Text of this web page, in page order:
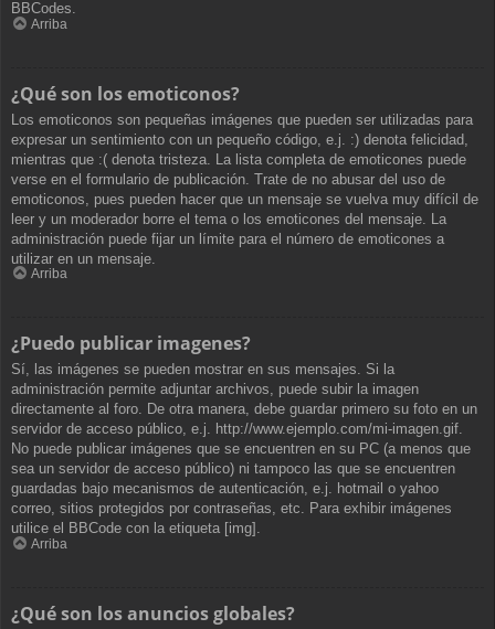
BBCodes.
Arriba
¿Qué son los emoticonos?
Los emoticonos son pequeñas imágenes que pueden ser utilizadas para
expresar un sentimiento con un pequeño código, e.j. :) denota felicidad,
mientras que :( denota tristeza. La lista completa de emoticones puede
verse en el formulario de publicación. Trate de no abusar del uso de
emoticonos, pues pueden hacer que un mensaje se vuelva muy difícil de
leer y un moderador borre el tema o los emoticones del mensaje. La
administración puede fijar un límite para el número de emoticones a
utilizar en un mensaje.
Arriba
¿Puedo publicar imagenes?
Sí, las imágenes se pueden mostrar en sus mensajes. Si la
administración permite adjuntar archivos, puede subir la imagen
directamente al foro. De otra manera, debe guardar primero su foto en un
servidor de acceso público, e.j. http://www.ejemplo.com/mi-imagen.gif.
No puede publicar imágenes que se encuentren en su PC (a menos que
sea un servidor de acceso público) ni tampoco las que se encuentren
guardadas bajo mecanismos de autenticación, e.j. hotmail o yahoo
correo, sitios protegidos por contraseñas, etc. Para exhibir imágenes
utilice el BBCode con la etiqueta [img].
Arriba
¿Qué son los anuncios globales?